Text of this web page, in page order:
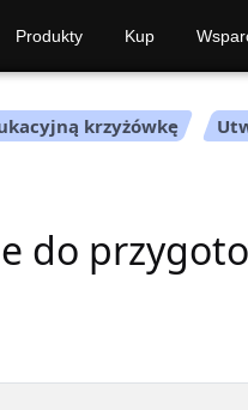
Produkty Kup
krzyżówkę
do